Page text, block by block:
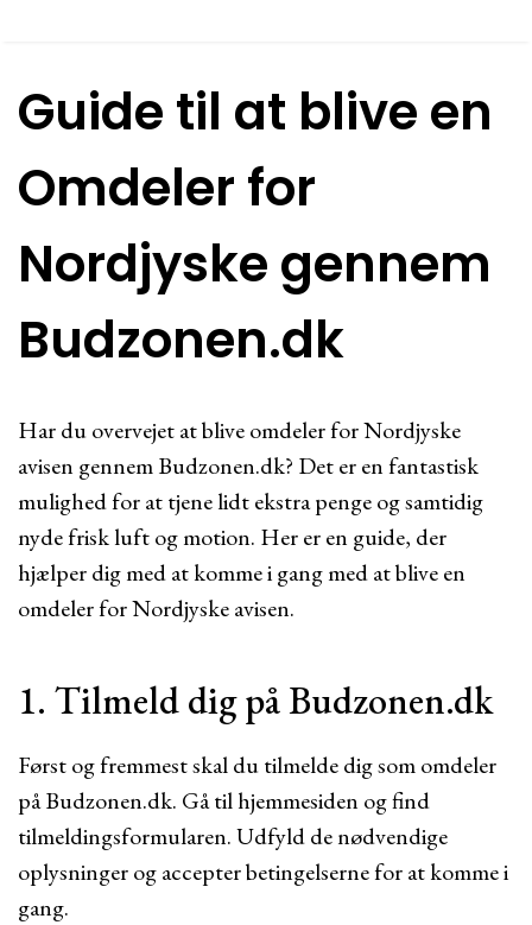
Guide til at blive en
Omdeler for
Nordjyske gennem
Budzonen.dk
Har du overvejet at blive omdeler for Nordjyske
avisen gennem Budzonen.dk? Det er en fantastisk
mulighed for at tjene lidt ekstra penge og samtidig
nyde frisk luft og motion. Her er en guide, der
hjælper dig med at komme i gang med at blive en
omdeler for Nordjyske avisen.
1. Tilmeld dig på Budzonen.dk
Først og fremmest skal du tilmelde dig som omdeler
på Budzonen.dk. Gå til hjemmesiden og find
tilmeldingsformularen. Udfyld de nødvendige
oplysninger og accepter betingelserne for at komme i
gang.